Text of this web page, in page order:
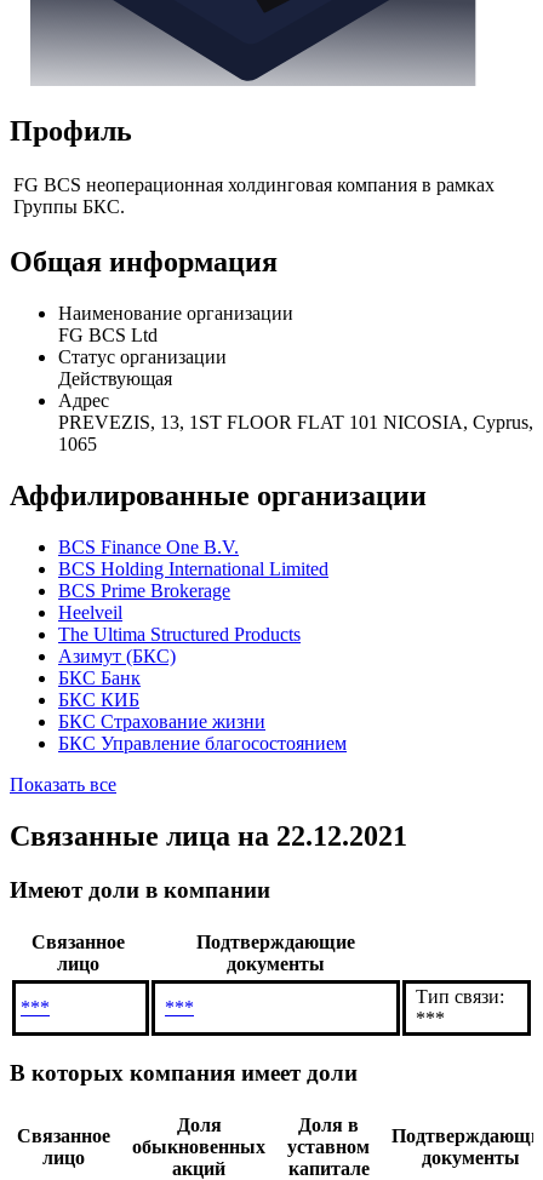
Профиль
FG BCS неоперационная холдинговая компания в рамках
Группы БКС.
Общая информация
Наименование организации
FG BCS Ltd
Статус организации
Действующая
Адрес
PREVEZIS, 13, 1ST FLOOR FLAT 101 NICOSIA, Cyprus,
1065
Аффилированные организации
BCS Finance One B.V.
BCS Holding International Limited
BCS Prime Brokerage
Heelveil
The Ultima Structured Products
Азимут (БКС)
БКС Банк
БКС КИБ
БКС Страхование жизни
БКС Управление благосостоянием
Показать все
Связанные лица на 22.12.2021
Имеют доли в компании
Связанное
лицо
Подтверждающие
документы
*** ***
Тип связи:
***
В которых компания имеет доли
Связанное
лицо
Доля
обыкновенных
акций
Доля в
уставном
капитале
документы